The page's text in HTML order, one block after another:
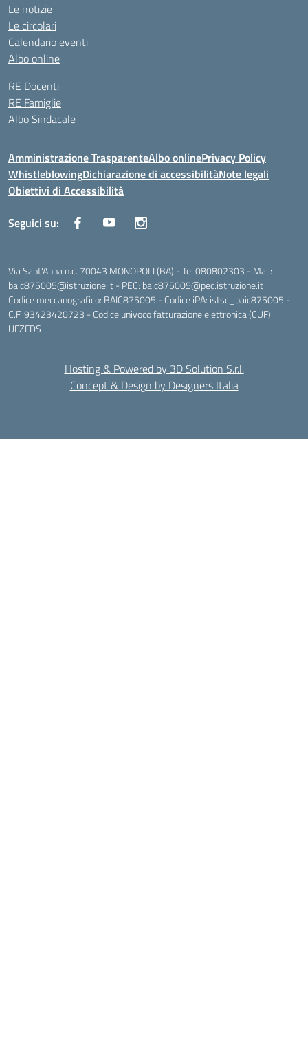
Le notizie
Le circolari
Calendario eventi
Albo online
RE Docenti
RE Famiglie
Albo Sindacale
Amministrazione TrasparenteAlbo onlinePrivacy Policy
WhistleblowingDichiarazione di accessibilitàNote legali
Obiettivi di Accessibilità
Seguici su:
Via Sant'Anna n.c. 70043 MONOPOLI (BA) - Tel 080802303 - Mail:
baic875005@istruzione.it - PEC: baic875005@pec.istruzione.it
Codice meccanografico: BAIC875005 - Codice iPA: istsc_baic875005 -
C.F. 93423420723 - Codice univoco fatturazione elettronica (CUF):
UFZFDS
Hosting & Powered by 3D Solution S.r.l.
Concept & Design by Designers Italia